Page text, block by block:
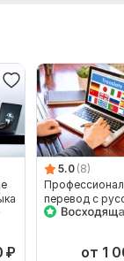
₽
5.0 (8)
перевод с
на
от 1